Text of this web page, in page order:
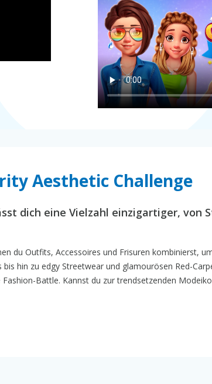
Aesthetic Challenge
dich eine Vielzahl einzigartiger, von
du Outfits, Accessoires und Frisuren kombinierst,
bis hin zu edgy Streetwear und glamourösen Red-
Battle. Kannst du zur trendsetzenden